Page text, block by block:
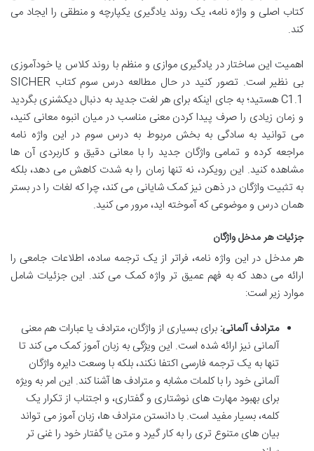
کتاب اصلی و واژه نامه، یک روند یادگیری یکپارچه و منطقی را ایجاد می
کند.
اهمیت این ساختار در یادگیری موازی و منظم با روند کلاس یا خودآموزی
بی نظیر است. تصور کنید در حال مطالعه درس سوم کتاب SICHER
C1.1 هستید؛ به جای اینکه برای هر لغت جدید به دنبال دیکشنری بگردید
و زمان زیادی را صرف پیدا کردن معنی مناسب در میان انبوه معانی کنید،
می توانید به سادگی به بخش مربوط به درس سوم در این واژه نامه
مراجعه کرده و تمامی واژگان جدید را با معانی دقیق و کاربردی آن ها
مشاهده کنید. این رویکرد، نه تنها زمان را به شدت کاهش می دهد، بلکه
به تثبیت واژگان در ذهن نیز کمک شایانی می کند، چرا که لغات را در بستر
همان درس و موضوعی که آموخته اید، مرور می کنید.
جزئیات هر مدخل واژگان
هر مدخل در این واژه نامه، فراتر از یک ترجمه ساده، اطلاعات جامعی را
ارائه می دهد که به فهم عمیق تر واژه کمک می کند. این جزئیات شامل
موارد زیر است:
مترادف آلمانی: برای بسیاری از واژگان، مترادف یا عبارات هم معنی
آلمانی نیز ارائه شده است. این ویژگی به زبان آموز کمک می کند تا
تنها به یک ترجمه فارسی اکتفا نکند، بلکه با وسعت دایره واژگان
آلمانی خود را با کلمات مشابه و مترادف ها آشنا کند. این امر به ویژه
برای بهبود مهارت های نوشتاری و گفتاری، و اجتناب از تکرار یک
کلمه، بسیار مفید است. با دانستن مترادف ها، زبان آموز می تواند
بیان های متنوع تری را به کار گیرد و متن یا گفتار خود را غنی تر